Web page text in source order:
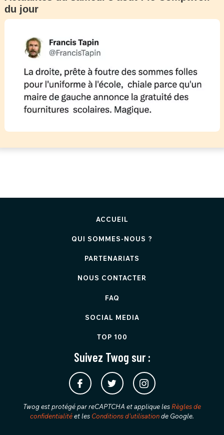
du jour
ACCUEIL
QUI SOMMES-NOUS ?
PARTENARIATS
NOUS CONTACTER
FAQ
SOCIAL MEDIA
TOP 100
Suivez Twog sur :
Twog est protégé par reCAPTCHA et applique lesRègles de
confidentialitéet les Conditions d'utilisationde Google.